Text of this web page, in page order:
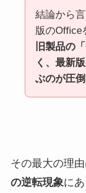
結論から
版のOffice
旧製品の
く、最新
ぶのが圧
その最大の理由
の逆転現象にあ